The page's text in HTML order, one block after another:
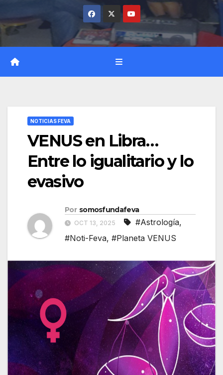
NOTICIAS FEVA
VENUS en Libra…
Entre lo igualitario y lo
evasivo
Por somosfundafeva
OCT 13, 2025 #Astrología,
#Noti-Feva, #Planeta VENUS